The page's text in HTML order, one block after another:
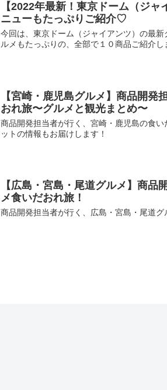
【2022年最新！東京ドーム（ジ
ニューもたっぷりご紹介♡
今回は、東京ドーム（ジャイアンツ）の最
ルメもたっぷりの、全部で１０商品ご紹介
【宮崎・鹿児島グルメ】商品開
おれ旅〜グルメと観光まとめ〜
商品開発担当者が行く、宮崎・鹿児島の食
ットの情報もお届けします！
【広島・宮島・尾道グルメ】商
メ食いだおれ旅！
商品開発担当者が行く、広島・宮島・尾道